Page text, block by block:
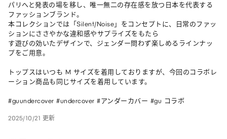
パリへと発表の場を移し、唯一無二の存在感を放つ日本を代表する
ファッションブランド。
本コレクションでは「Silent/Noise」をコンセプトに、日常のファッ
ションにささやかな違和感やサプライズをもたら
す遊びの効いたデザインで、ジェンダー問わず楽しめるラインナッ
プをご用意。
トップスはいつも M サイズを着用しておりますが、今回のコラボレ
ーション商品も同じサイズを着用しています。
#guundercover #undercover #アンダーカバー #gu コラボ
2025/10/21 更新